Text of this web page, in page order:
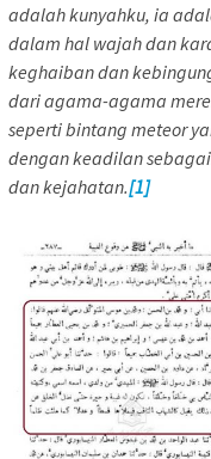
adalah kunyahku, ia
dalam hal wajah dan
keghaiban dan
dari agama-agama
seperti bintang meteor
dengan keadilan
dan kejahatan.[1]